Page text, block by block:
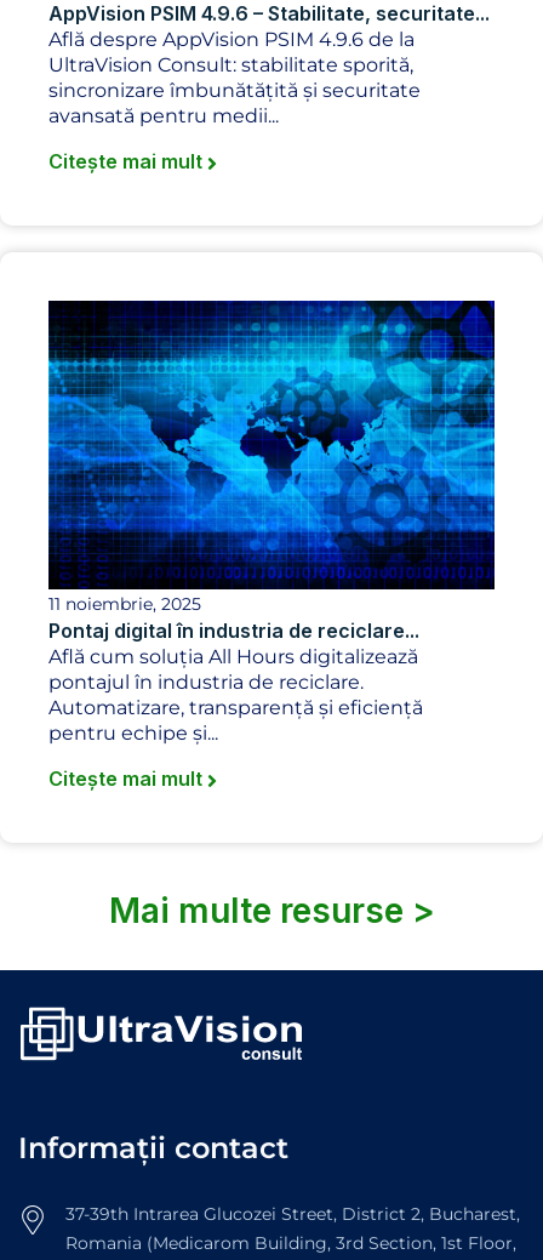
AppVision PSIM 4.9.6 – Stabilitate, securitate...
Află despre AppVision PSIM 4.9.6 de la
UltraVision Consult: stabilitate sporită,
sincronizare îmbunătățită și securitate
avansată pentru medii...
Citește mai mult
11 noiembrie, 2025
Pontaj digital în industria de reciclare...
Află cum soluția All Hours digitalizează
pontajul în industria de reciclare.
Automatizare, transparență și eficiență
pentru echipe și...
Citește mai mult
Mai multe resurse >
Informații contact
37-39th Intrarea Glucozei Street, District 2, Bucharest,
Romania (Medicarom Building, 3rd Section, 1st Floor,